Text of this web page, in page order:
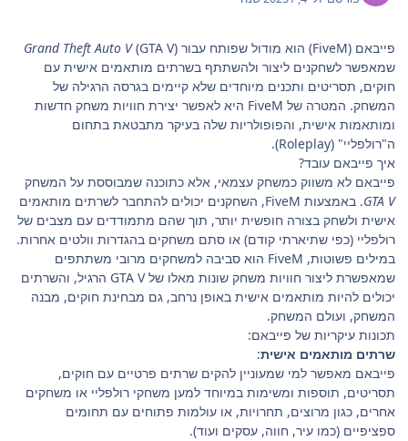
פייבאם (FiveM) הוא מודול שפותח עבור Grand Theft Auto V(GTA V)
שמאפשר לשחקנים ליצור ולהשתתף בשרתים מותאמים אישית עם
חוקים, תסריטים ותכנים מיוחדים שלא קיימים בגרסה הרגילה של
המשחק. המטרה של FiveM היא לאפשר יצירת חוויות משחק חדשות
ומותאמות אישית, והפופולריות שלה בעיקר מתבטאת בתחום
ה"רולפליי" (Roleplay).
איך פייבאם עובד?
פייבאם לא משווק כמשחק עצמאי, אלא כתוכנה שמבוססת על המשחק
GTA V
. באמצעות FiveM, השחקנים יכולים להתחבר לשרתים מותאמים
אישית ולשחק בצורה חופשית יותר, תוך שהם מתמודדים עם מצבים של
רולפליי (כפי שתיארתי קודם) או סתם משחקים בהגדרות וולטים אחרות.
במילים פשוטות, FiveM הוא סביבה למשחקים מרובי משתתפים
שמאפשרת ליצור חוויות משחק שונות מאלו של GTA V הרגיל, והשרתים
יכולים להיות מותאמים אישית באופן נרחב, גם מבחינת חוקים, מבנה
המשחק, ועולם המשחק.
תכונות עיקריות של פייבאם:
שרתים מותאמים אישית:
פייבאם מאפשר למי שמעוניין להקים שרתים פרטיים עם חוקים,
תסריטים, תוספות ומשימות במיוחד למען משחקי רולפליי או משחקים
אחרים, כגון מרוצים, תחרויות, או עולמות פתוחים עם תחומים
ספציפיים (כמו עיר, חווה, עסקים ועוד).